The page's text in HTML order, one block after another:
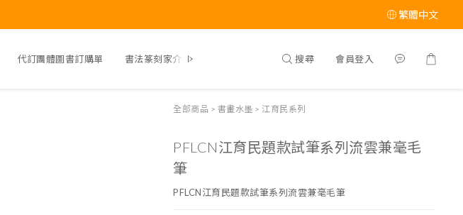
繁體中文
代訂團體圖書訂購單 書法篆刻家介紹 搜尋 會員登入
全部商品 > 書畫水墨 > 江育民系列
PFLCN江育民題款試筆系列流雲兼毫毛
筆
PFLCN江育民題款試筆系列流雲兼毫毛筆